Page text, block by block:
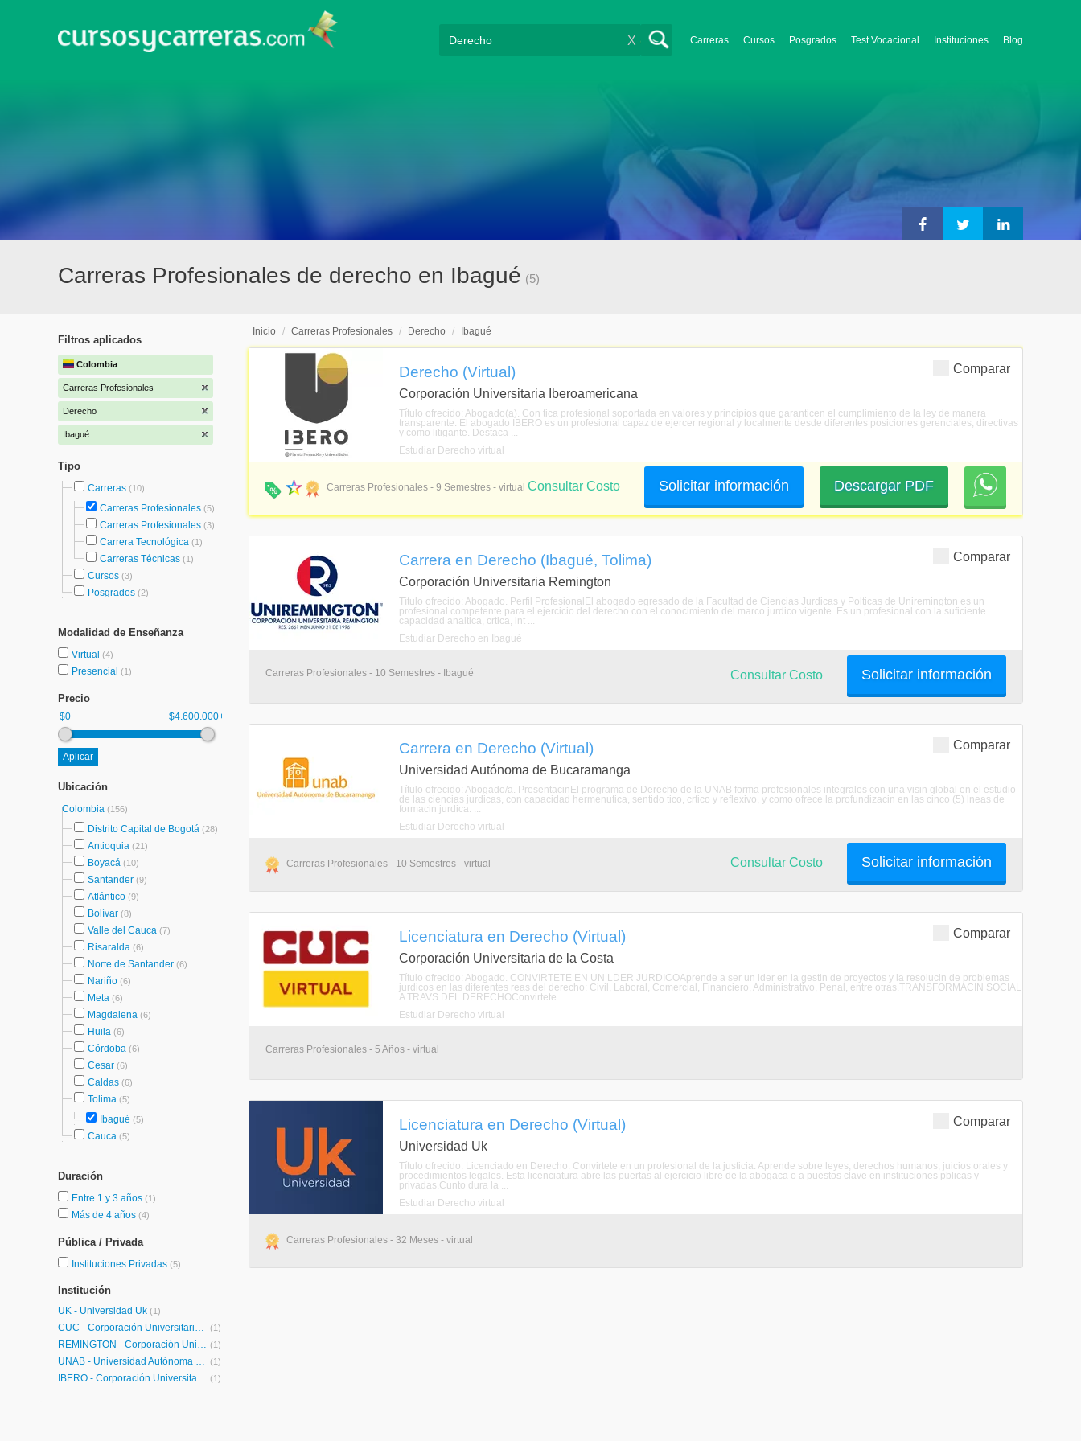
Carreras Cursos Posgrados Test Vocacional Instituciones Blog
X
Carreras Profesionales de derecho en Ibagué (5)
Filtros aplicados
Colombia
Carreras Profesionales
Derecho
Ibagué
Tipo
Carreras (10)
Carreras Profesionales (5)
Carreras Profesionales (3)
Carrera Tecnológica (1)
Carreras Técnicas (1)
Cursos (3)
Posgrados (2)
Modalidad de Enseñanza
Virtual (4)
Presencial (1)
Precio
$0 $4.600.000+
Ubicación
Colombia (156)
Distrito Capital de Bogotá (28)
Antioquia (21)
Boyacá (10)
Santander (9)
Atlántico (9)
Bolívar (8)
Valle del Cauca (7)
Risaralda (6)
Norte de Santander (6)
Nariño (6)
Meta (6)
Magdalena (6)
Huila (6)
Córdoba (6)
Cesar (6)
Caldas (6)
Tolima (5)
Ibagué (5)
Cauca (5)
Duración
Entre 1 y 3 años (1)
Más de 4 años (4)
Pública / Privada
Instituciones Privadas (5)
Institución
UK - Universidad Uk (1)
CUC - Corporación Universitaria de la Costa (1)
REMINGTON - Corporación Universitaria Remington (1)
UNAB - Universidad Autónoma de Bucaramanga (1)
IBERO - Corporación Universitaria Iberoamericana (1)
Inicio / Carreras Profesionales / Derecho / Ibagué
Comparar
Derecho (Virtual)
Corporación Universitaria Iberoamericana
Título ofrecido: Abogado(a). Con tica profesional soportada en valores y principios que garanticen el cumplimiento de la ley de manera
transparente. El abogado IBERO es un profesional capaz de ejercer regional y localmente desde diferentes posiciones gerenciales, directivas
y como litigante. Destaca ...
Estudiar Derecho virtual
Carreras Profesionales - 9 Semestres - virtual Descargar PDF
Solicitar información
Consultar Costo
Comparar
Carrera en Derecho (Ibagué, Tolima)
Corporación Universitaria Remington
Título ofrecido: Abogado. Perfil ProfesionalEl abogado egresado de la Facultad de Ciencias Jurdicas y Polticas de Uniremington es un
profesional competente para el ejercicio del derecho con el conocimiento del marco jurdico vigente. Es un profesional con la suficiente
capacidad analtica, crtica, int ...
Estudiar Derecho en Ibagué
Carreras Profesionales - 10 Semestres - Ibagué Solicitar información
Consultar Costo
Comparar
Carrera en Derecho (Virtual)
Universidad Autónoma de Bucaramanga
Título ofrecido: Abogado/a. PresentacinEl programa de Derecho de la UNAB forma profesionales integrales con una visin global en el estudio
de las ciencias jurdicas, con capacidad hermenutica, sentido tico, crtico y reflexivo, y como ofrece la profundizacin en las cinco (5) lneas de
formacin jurdica: ...
Estudiar Derecho virtual
Carreras Profesionales - 10 Semestres - virtual Solicitar información
Consultar Costo
Comparar
Licenciatura en Derecho (Virtual)
Corporación Universitaria de la Costa
Título ofrecido: Abogado. CONVIRTETE EN UN LDER JURDICOAprende a ser un lder en la gestin de proyectos y la resolucin de problemas
jurdicos en las diferentes reas del derecho: Civil, Laboral, Comercial, Financiero, Administrativo, Penal, entre otras.TRANSFORMACIN SOCIAL
A TRAVS DEL DERECHOConvirtete ...
Estudiar Derecho virtual
Carreras Profesionales - 5 Años - virtual
Comparar
Licenciatura en Derecho (Virtual)
Universidad Uk
Título ofrecido: Licenciado en Derecho. Convirtete en un profesional de la justicia. Aprende sobre leyes, derechos humanos, juicios orales y
procedimientos legales. Esta licenciatura abre las puertas al ejercicio libre de la abogaca o a puestos clave en instituciones pblicas y
privadas.Cunto dura la ...
Estudiar Derecho virtual
Carreras Profesionales - 32 Meses - virtual